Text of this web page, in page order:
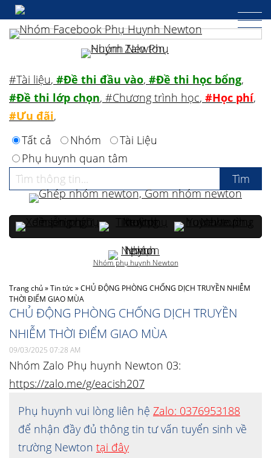
Trang chủ»Tin tức»CHỦ ĐỘNG PHÒNG CHỐNG DỊCH TRUYỀN NHIỄM
THỜI ĐIỂM GIAO MÙA
CHỦ ĐỘNG PHÒNG CHỐNG DỊCH TRUYỀN
NHIỄM THỜI ĐIỂM GIAO MÙA
09/03/2025 07:28 AM
Nhóm Zalo Phụ huynh Newton 03:
https://zalo.me/g/eacish207
Phụ huynh vui lòng liên hệ Zalo: 0376953188
để nhận đầy đủ thông tin tư vấn tuyển sinh về
trường Newton tại đây
#Tài liệu, #Đề thi đầu vào, #Đề thi học bổng,
#Đề thi lớp chọn, #Chương trình học, #Học phí,
#Ưu đãi,
Tất cả
Nhóm
Tài Liệu
Phụ huynh quan tâm
Nhóm phụ huynh Newton